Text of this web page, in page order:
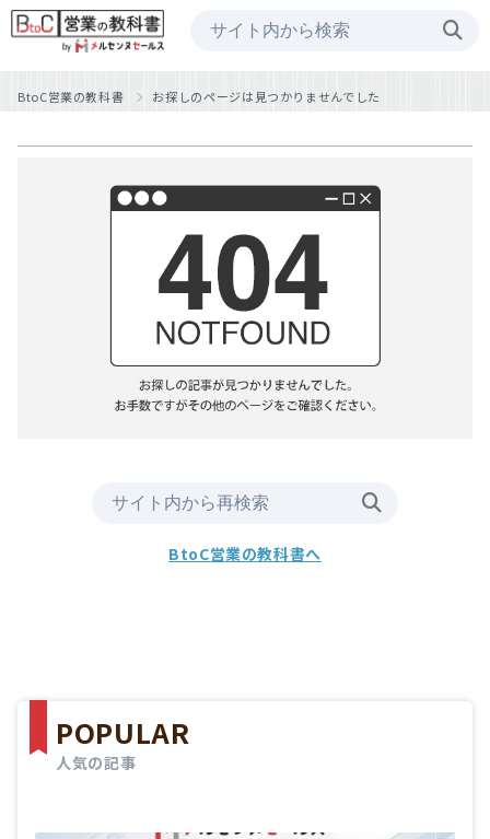
BtoC営業の教科書 お探しのページは見つかりませんでした
BtoC営業の教科書へ
POPULAR